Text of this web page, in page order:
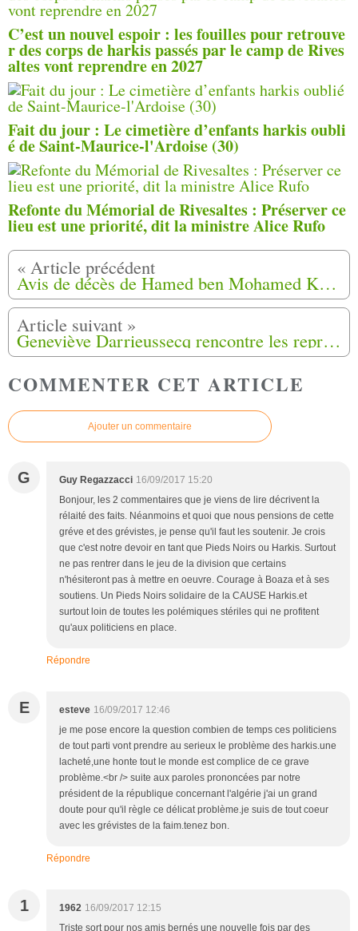
C’est un nouvel espoir : les fouilles pour retrouve
r des corps de harkis passés par le camp de Rives
altes vont reprendre en 2027
Fait du jour : Le cimetière d’enfants harkis oubli
é de Saint-Maurice-l'Ardoise (30)
Refonte du Mémorial de Rivesaltes : Préserver ce
lieu est une priorité, dit la ministre Alice Rufo
Avis de décès de Hamed ben Mohamed Khadir fils de harki Saint-Maximin (83)
Geneviève Darrieussecq rencontre les représentants d'associations de Harkis
COMMENTER CET ARTICLE
Ajouter un commentaire
G Guy Regazzacci 16/09/2017 15:20
Bonjour, les 2 commentaires que je viens de lire décrivent la
rélaité des faits. Néanmoins et quoi que nous pensions de cette
gréve et des grévistes, je pense qu'il faut les soutenir. Je crois
que c'est notre devoir en tant que Pieds Noirs ou Harkis. Surtout
ne pas rentrer dans le jeu de la division que certains
n'hésiteront pas à mettre en oeuvre. Courage à Boaza et à ses
soutiens. Un Pieds Noirs solidaire de la CAUSE Harkis.et
surtout loin de toutes les polémiques stériles qui ne profitent
qu'aux politiciens en place.
Répondre
E esteve 16/09/2017 12:46
je me pose encore la question combien de temps ces politiciens
de tout parti vont prendre au serieux le problème des harkis.une
lacheté,une honte tout le monde est complice de ce grave
problème.<br /> suite aux paroles prononcées par notre
président de la république concernant l'algérie j'ai un grand
doute pour qu'il règle ce délicat problème.je suis de tout coeur
avec les grévistes de la faim.tenez bon.
Répondre
1 1962 16/09/2017 12:15
Triste sort pour nos amis bernés une nouvelle fois par des